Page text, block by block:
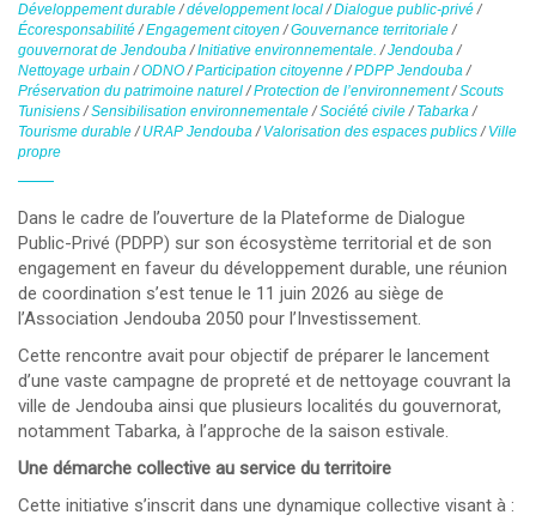
Développement durable/développement local/Dialogue public-privé/
Écoresponsabilité/Engagement citoyen /Gouvernance territoriale/
gouvernorat de Jendouba/Initiative environnementale. /Jendouba/
Nettoyage urbain /ODNO/Participation citoyenne/PDPP Jendouba/
Préservation du patrimoine naturel/Protection de l’environnement/Scouts
Tunisiens/Sensibilisation environnementale/Société civile/ Tabarka/
Tourisme durable/ URAP Jendouba/ Valorisation des espaces publics/ Ville
propre
Dans le cadre de l’ouverture de la Plateforme de Dialogue
Public-Privé (PDPP) sur son écosystème territorial et de son
engagement en faveur du développement durable, une réunion
de coordination s’est tenue le 11 juin 2026 au siège de
l’Association Jendouba 2050 pour l’Investissement.
Cette rencontre avait pour objectif de préparer le lancement
d’une vaste campagne de propreté et de nettoyage couvrant la
ville de Jendouba ainsi que plusieurs localités du gouvernorat,
notamment Tabarka, à l’approche de la saison estivale.
Une démarche collective au service du territoire
Cette initiative s’inscrit dans une dynamique collective visant à :